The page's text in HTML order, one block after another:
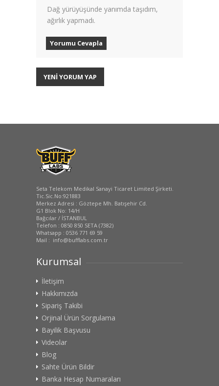
Dağ yürüyüşünde yanımda taşıdım,
ağırlık yapmadı.
Yorumu Cevapla
YENİ YORUM YAP
Seta Telekom Medikal Sanayi Ticaret Limited Şirketi.
Tic.Sic.No:921883
Merkez Adresi : Göztepe Mh. Batışehir Cd.
G1 Blok No: 14/H
Bağcılar / İSTANBUL
Telefon : 0850 850 SETA (7382)
Whatsapp : 0536 771 69 59
Mail : info@bufflabs.com.tr
Kurumsal
İletişim
Hakkımızda
Sipariş Takibi
Orjinal Ürün Sorgulama
Bayilik Başvusu
Videolar
Blog
Sahte Ürün Bildir
Banka Hesap Numaraları